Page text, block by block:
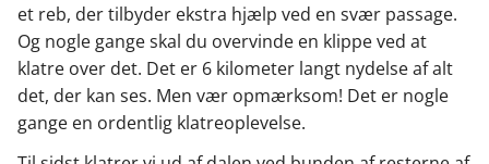
et reb, der tilbyder ekstra hjælp ved en svær passage.
Og nogle gange skal du overvinde en klippe ved at
klatre over det. Det er 6 kilometer langt nydelse af alt
det, der kan ses. Men vær opmærksom! Det er nogle
gange en ordentlig klatreoplevelse.